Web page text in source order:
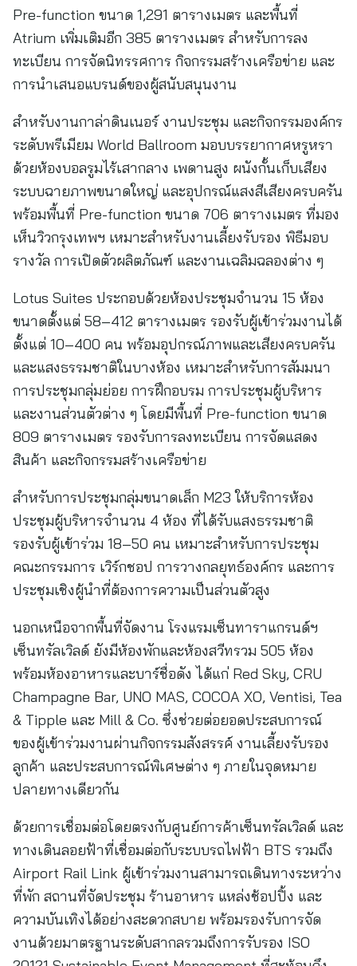
Pre-function ขนาด 1,291 ตารางเมตร และพื้นที่
Atrium เพิ่มเติมอีก 385 ตารางเมตร สำหรับการลง
ทะเบียน การจัดนิทรรศการ กิจกรรมสร้างเครือข่าย และ
การนำเสนอแบรนด์ของผู้สนับสนุนงาน
สำหรับงานกาล่าดินเนอร์ งานประชุม และกิจกรรมองค์กร
ระดับพรีเมียม World Ballroom มอบบรรยากาศหรูหรา
ด้วยห้องบอลรูมไร้เสากลาง เพดานสูง ผนังกั้นเก็บเสียง
ระบบฉายภาพขนาดใหญ่ และอุปกรณ์แสงสีเสียงครบครัน
พร้อมพื้นที่ Pre-function ขนาด 706 ตารางเมตร ที่มอง
เห็นวิวกรุงเทพฯ เหมาะสำหรับงานเลี้ยงรับรอง พิธีมอบ
รางวัล การเปิดตัวผลิตภัณฑ์ และงานเฉลิมฉลองต่าง ๆ
Lotus Suites ประกอบด้วยห้องประชุมจำนวน 15 ห้อง
ขนาดตั้งแต่ 58–412 ตารางเมตร รองรับผู้เข้าร่วมงานได้
ตั้งแต่ 10–400 คน พร้อมอุปกรณ์ภาพและเสียงครบครัน
และแสงธรรมชาติในบางห้อง เหมาะสำหรับการสัมมนา
การประชุมกลุ่มย่อย การฝึกอบรม การประชุมผู้บริหาร
และงานส่วนตัวต่าง ๆ โดยมีพื้นที่ Pre-function ขนาด
809 ตารางเมตร รองรับการลงทะเบียน การจัดแสดง
สินค้า และกิจกรรมสร้างเครือข่าย
สำหรับการประชุมกลุ่มขนาดเล็ก M23 ให้บริการห้อง
ประชุมผู้บริหารจำนวน 4 ห้อง ที่ได้รับแสงธรรมชาติ
รองรับผู้เข้าร่วม 18–50 คน เหมาะสำหรับการประชุม
คณะกรรมการ เวิร์กชอป การวางกลยุทธ์องค์กร และการ
ประชุมเชิงผู้นำที่ต้องการความเป็นส่วนตัวสูง
นอกเหนือจากพื้นที่จัดงาน โรงแรมเซ็นทาราแกรนด์ฯ
เซ็นทรัลเวิลด์ ยังมีห้องพักและห้องสวีทรวม 505 ห้อง
พร้อมห้องอาหารและบาร์ชื่อดัง ได้แก่ Red Sky, CRU
Champagne Bar, UNO MAS, COCOA XO, Ventisi, Tea
& Tipple และ Mill & Co. ซึ่งช่วยต่อยอดประสบการณ์
ของผู้เข้าร่วมงานผ่านกิจกรรมสังสรรค์ งานเลี้ยงรับรอง
ลูกค้า และประสบการณ์พิเศษต่าง ๆ ภายในจุดหมาย
ปลายทางเดียวกัน
ด้วยการเชื่อมต่อโดยตรงกับศูนย์การค้าเซ็นทรัลเวิลด์ และ
ทางเดินลอยฟ้าที่เชื่อมต่อกับระบบรถไฟฟ้า BTS รวมถึง
Airport Rail Link ผู้เข้าร่วมงานสามารถเดินทางระหว่าง
ที่พัก สถานที่จัดประชุม ร้านอาหาร แหล่งช้อปปิ้ง และ
ความบันเทิงได้อย่างสะดวกสบาย พร้อมรองรับการจัด
งานด้วยมาตรฐานระดับสากลรวมถึงการรับรอง ISO